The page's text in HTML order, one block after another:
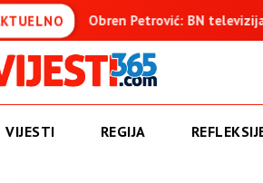
BN televizija ne informiše
VIJESTI REGIJA